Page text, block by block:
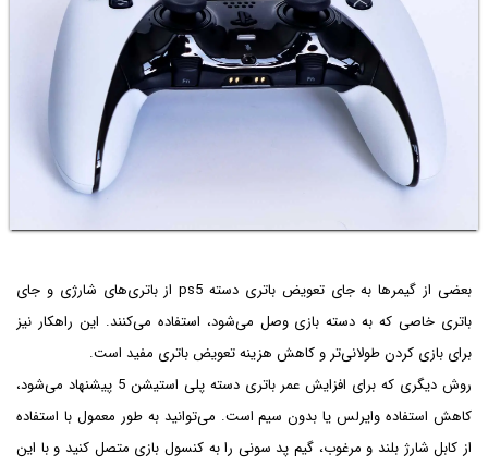
بعضی از گیمرها به جای تعویض باتری دسته ps5 از باتری‌های شارژی و جای
باتری خاصی که به دسته بازی وصل می‌شود، استفاده می‌کنند. این راهکار نیز
برای بازی کردن طولانی‌تر و کاهش هزینه تعویض باتری مفید است.
روش دیگری که برای افزایش عمر باتری دسته پلی استیشن 5 پیشنهاد می‌شود،
کاهش استفاده وایرلس یا بدون سیم است. می‌توانید به طور معمول با استفاده
از کابل شارژ بلند و مرغوب، گیم پد سونی را به کنسول بازی متصل کنید و با این